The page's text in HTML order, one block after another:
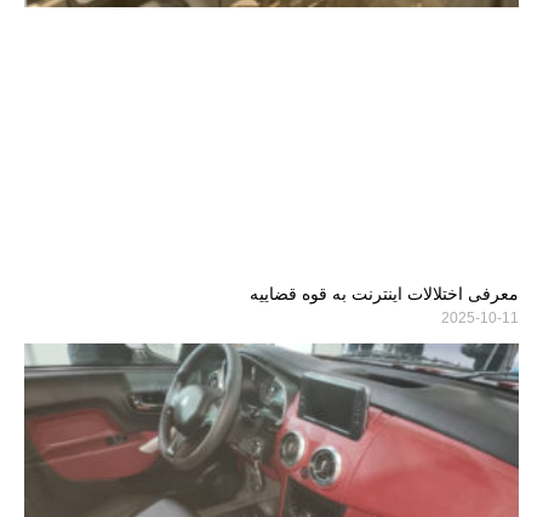
معرفی اختلالات اینترنت به قوه قضاییه
2025-10-11